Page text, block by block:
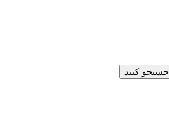
جستجو کنید